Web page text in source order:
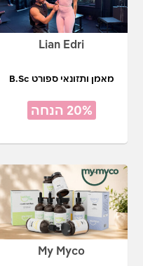
Lian Edri
מאמן ותזונאי ספורט B.Sc
20% הנחה
My Myco